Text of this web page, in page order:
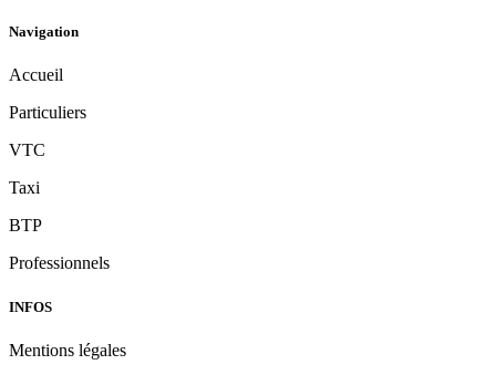
Navigation
Accueil
Particuliers
VTC
Taxi
BTP
Professionnels
INFOS
Mentions légales